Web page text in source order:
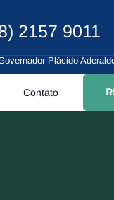
2157 9011
Plácido
Contato